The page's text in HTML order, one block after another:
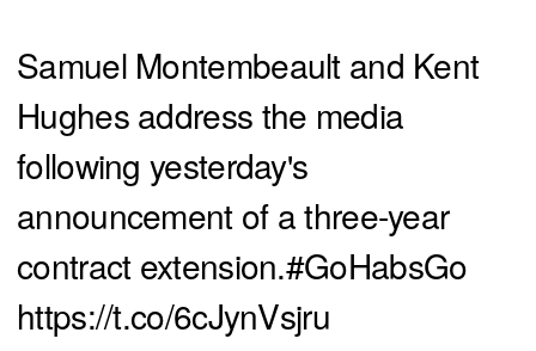
Samuel Montembeault and Kent
Hughes address the media
following yesterday's
announcement of a three-year
contract extension.#GoHabsGo
https://t.co/6cJynVsjru